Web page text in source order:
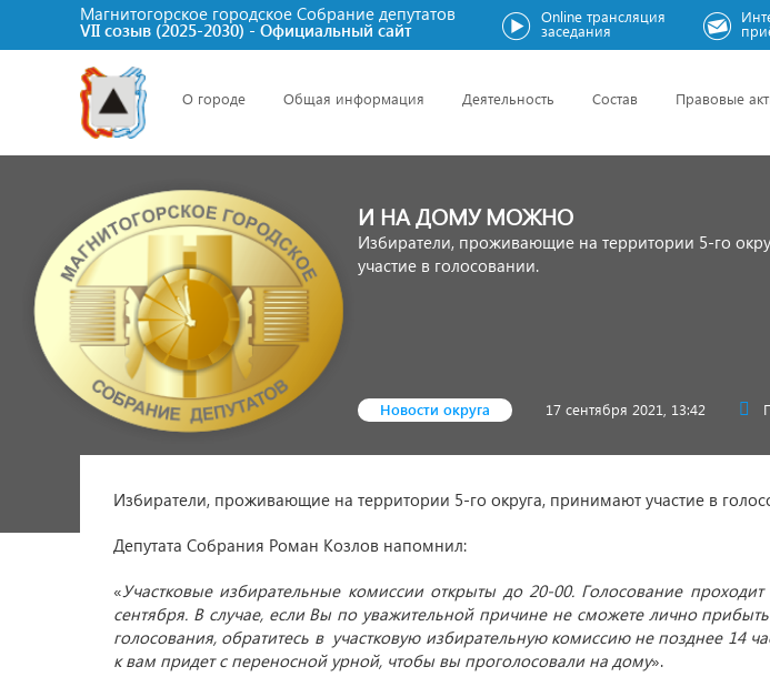
Магнитогорское городское Cобрание депутатов
VII созыв (2025-2030) - Официальный сайт
Online трансляция
заседания
О городе Общая информация Деятельность Состав Правовые
И НА ДОМУ МОЖНО
Избиратели, проживающие на территории 5-го
участие в голосовании.
Новости округа 17 сентября 2021, 13:42
Избиратели, проживающие на территории 5-го округа, принимают участие в
Депутата Собрания Роман Козлов напомнил:
«Участковые избирательные комиссии открыты до 20-00. Голосование
сентября. В случае, если Вы по уважительной причине не сможете лично
голосования, обратитесь в участковую избирательную комиссию не позднее 14
к вам придет с переносной урной, чтобы вы проголосовали на дому».